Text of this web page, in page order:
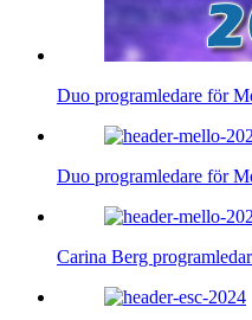
Duo programledare för
Duo programledare för
Carina Berg